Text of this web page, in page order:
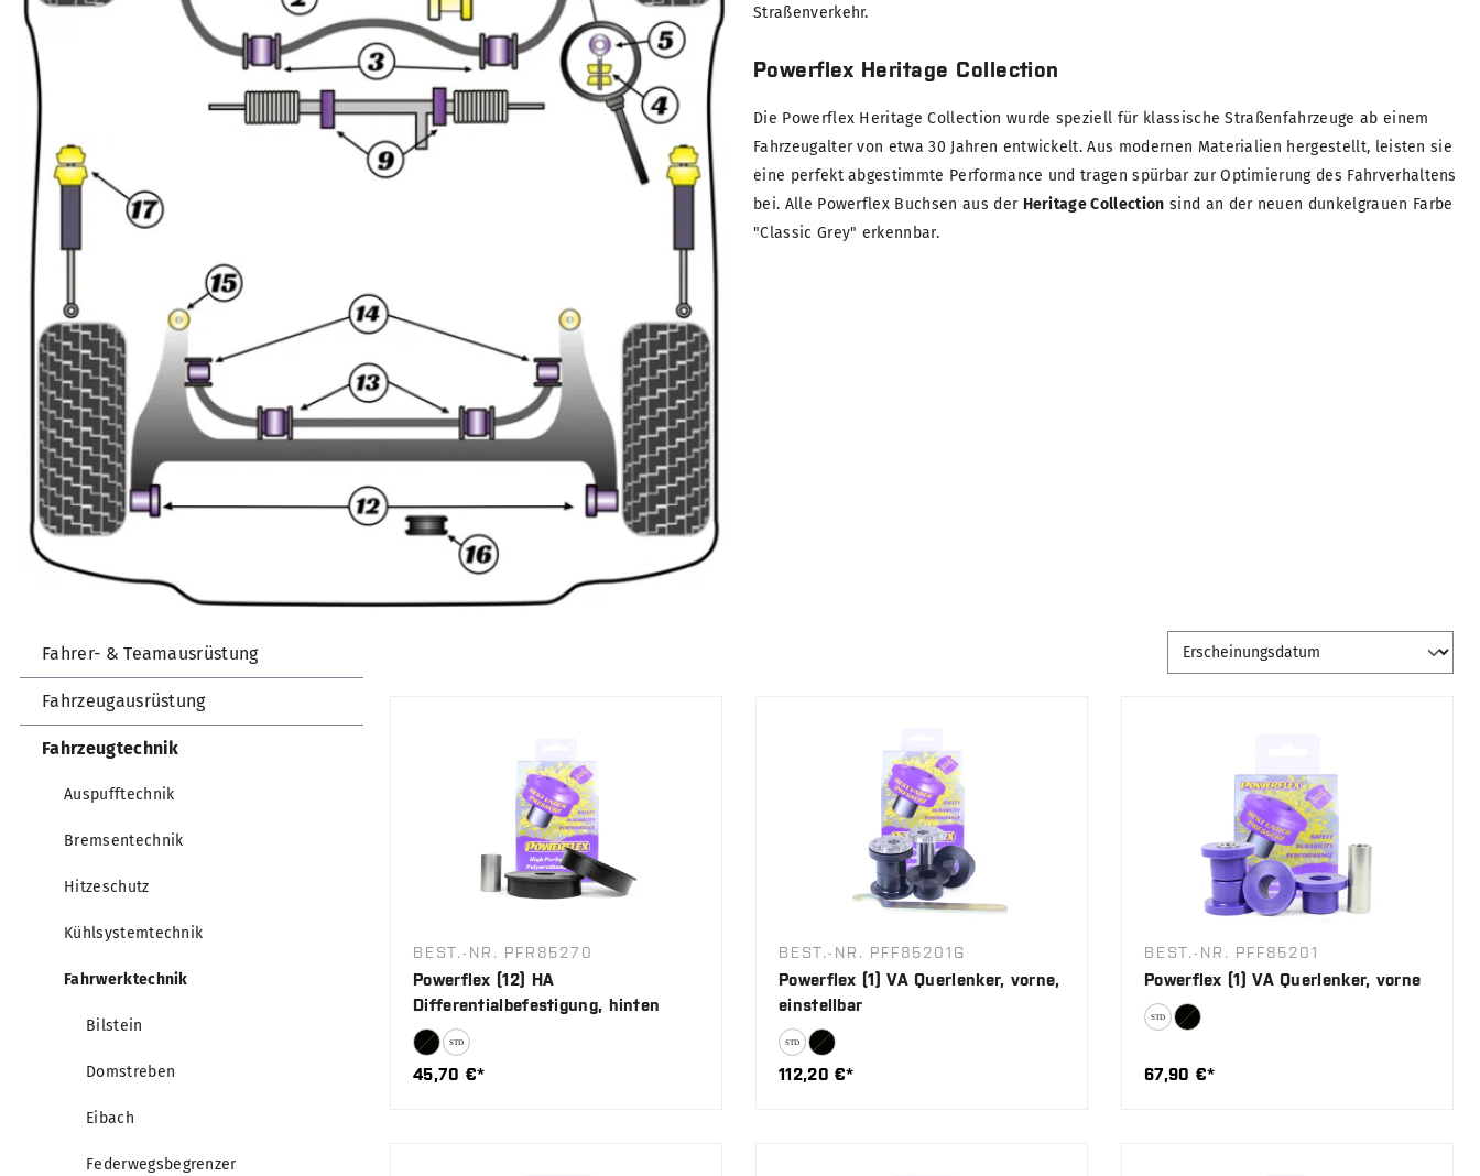
Straßenverkehr.
Powerflex Heritage Collection
Die Powerflex Heritage Collection wurde speziell für klassische Straßenfahrzeuge ab einem
Fahrzeugalter von etwa 30 Jahren entwickelt. Aus modernen Materialien hergestellt, leisten sie
eine perfekt abgestimmte Performance und tragen spürbar zur Optimierung des Fahrverhaltens
bei. Alle Powerflex Buchsen aus der Heritage Collection sind an der neuen dunkelgrauen Farbe
"Classic Grey" erkennbar.
Fahrer- & Teamausrüstung
Fahrzeugausrüstung
Fahrzeugtechnik
Auspufftechnik
Bremsentechnik
Hitzeschutz
Kühlsystemtechnik
Fahrwerktechnik
Bilstein
Domstreben
Eibach
Federwegsbegrenzer
BEST.-NR. PFR85270
Powerflex (12) HA
Differentialbefestigung, hinten
45,70 €*
BEST.-NR. PFF85201G
Powerflex (1) VA Querlenker, vorne,
einstellbar
112,20 €*
BEST.-NR. PFF85201
Powerflex (1) VA Querlenker, vorne
67,90 €*